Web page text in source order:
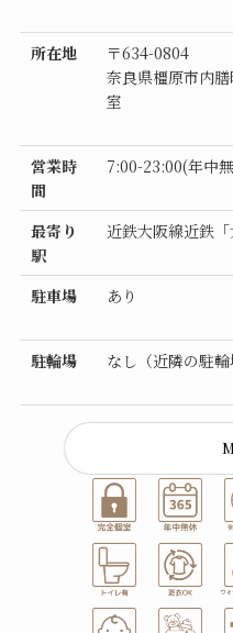
所在地
〒634-0804
奈良県橿原市内
室
営業時
間
7:00-23:00(年中無
最寄り
駅
近鉄大阪線近鉄
駐車場 あり
駐輪場 なし（近隣の駐輪